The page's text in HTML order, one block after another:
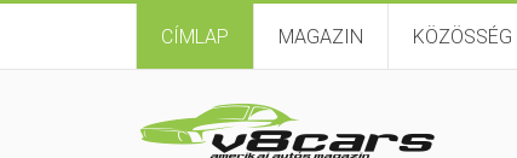
CÍMLAP MAGAZIN KÖZÖSSÉG